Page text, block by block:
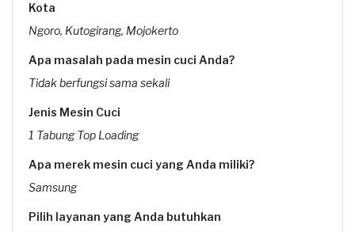
Kota
Ngoro, Kutogirang, Mojokerto
Apa masalah pada mesin cuci Anda?
Tidak berfungsi sama sekali
Jenis Mesin Cuci
1 Tabung Top Loading
Apa merek mesin cuci yang Anda miliki?
Samsung
Pilih layanan yang Anda butuhkan